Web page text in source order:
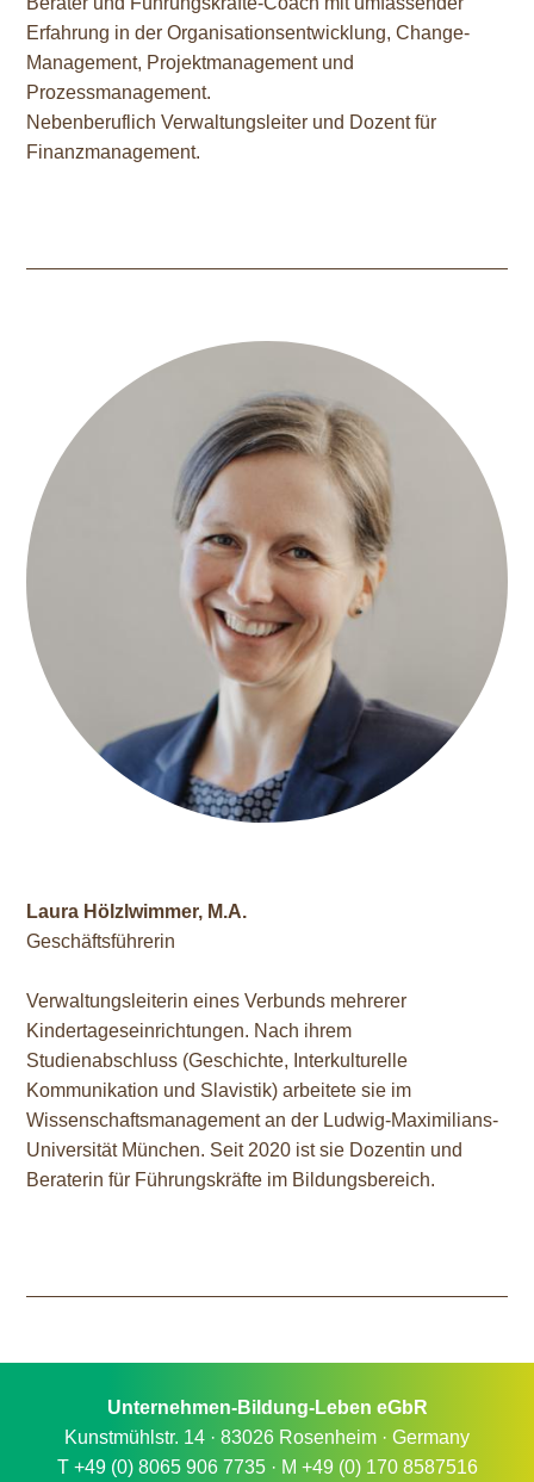
Erfahrung in der Organisationsentwicklung, Change-
Management, Projektmanagement und
Prozessmanagement.
Nebenberuflich Verwaltungsleiter und Dozent für
Finanzmanagement.
Laura Hölzlwimmer, M.A.
Geschäftsführerin
Verwaltungsleiterin eines Verbunds mehrerer
Kindertageseinrichtungen. Nach ihrem
Studienabschluss (Geschichte, Interkulturelle
Kommunikation und Slavistik) arbeitete sie im
Wissenschaftsmanagement an der Ludwig-Maximilians-
Universität München. Seit 2020 ist sie Dozentin und
Beraterin für Führungskräfte im Bildungsbereich.
Unternehmen-Bildung-Leben eGbR
Kunstmühlstr. 14 · 83026 Rosenheim · Germany
T +49 (0) 8065 906 7735 · M +49 (0) 170 8587516